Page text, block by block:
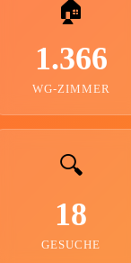
🏠
1.366
WG-ZIMMER
🔍
18
GESUCHE